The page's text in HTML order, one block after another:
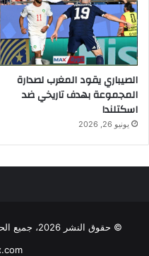
الصيباري يقود المغرب لصدارة
المجموعة بهدف تاريخي ضد
اسكتلندا
يونيو 26, 2026
© حقوق النشر 2026، جميع الحقوق محفوظة |